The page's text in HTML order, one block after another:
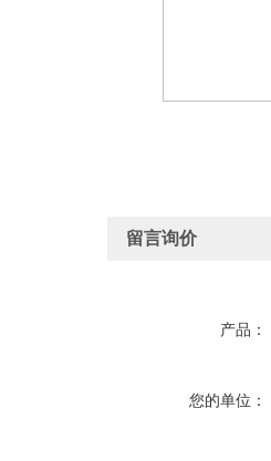
留言询价
产品：
您的单位：